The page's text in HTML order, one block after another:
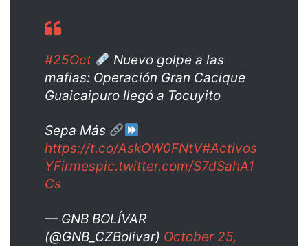
#25Oct
Nuevo golpe a las
mafias: Operación Gran Cacique
Guaicaipuro llegó a Tocuyito
Sepa Más
https://t.co/AskOW0FNtV#Activos
YFirmespic.twitter.com/S7dSahA1
Cs
— GNB BOLÍVAR
(@GNB_CZBolivar) October 25,